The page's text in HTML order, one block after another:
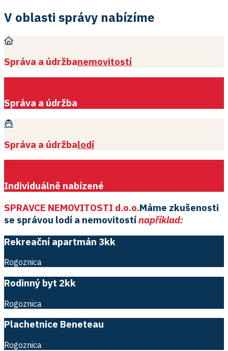
V oblasti správy nabízíme
Správa a údržbanemovitostí
Správa a údržba
Správa a údržbalodí
Individuálně nabízené
SPRAVCE NEMOVITOSTI d.o.o.Máme zkušenosti
se správou lodí a nemovitostínapříklad:
Rekreační apartmán 3kk
Rogoznica
Rodinný byt 2kk
Rogoznica
Plachetnice Beneteau
Rogoznica